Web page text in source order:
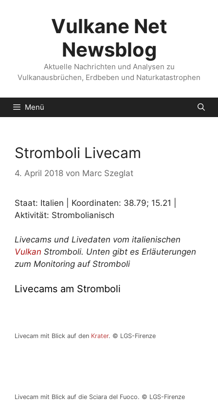
Vulkane Net
Newsblog
Aktuelle Nachrichten und Analysen zu
Vulkanausbrüchen, Erdbeben und Naturkatastrophen
Menü
Stromboli Livecam
4. April 2018 von Marc Szeglat
Staat: Italien | Koordinaten: 38.79; 15.21 |
Aktivität: Strombolianisch
Livecams und Livedaten vom italienischen
Vulkan Stromboli. Unten gibt es Erläuterungen
zum Monitoring auf Stromboli
Livecams am Stromboli
Livecam mit Blick auf den Krater. © LGS-Firenze
Livecam mit Blick auf die Sciara del Fuoco. © LGS-Firenze